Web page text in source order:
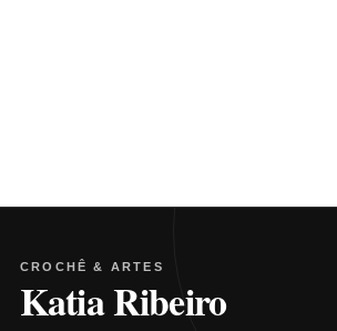
CROCHÊ & ARTES
Katia Ribeiro